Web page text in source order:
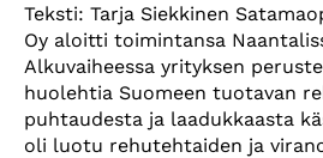
Teksti: Tarja Siekkinen
Oy aloitti toimintansa
Alkuvaiheessa yrityksen
huolehtia Suomeen tuotavan
puhtaudesta ja laadukkaasta
oli luotu rehutehtaiden ja